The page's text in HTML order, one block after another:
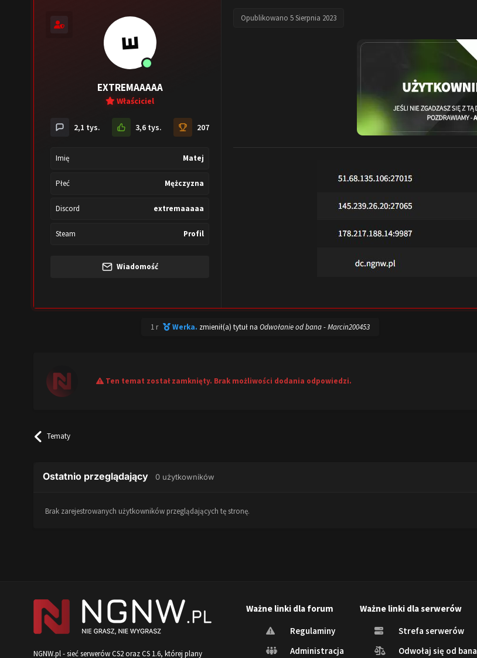
EXTREMAAAAA
Właściciel
2,1 tys. 3,6 tys. 207
Imię Matej
Płeć Mężczyzna
Discord extremaaaaa
Steam Profil
Wiadomość
Opublikowano 5 Sierpnia 2023
1 r Werka. zmienił(a) tytuł na Odwołanie od bana - Marcin200453
Ten temat został zamknięty. Brak możliwości dodania odpowiedzi.
Tematy
Ostatnio przeglądający 0 użytkowników
Brak zarejestrowanych użytkowników przeglądających tę stronę.
NGNW.pl - sieć serwerów CS2 oraz CS 1.6, której plany
Ważne linki dla forum
Regulaminy
Administracja
Ważne linki dla serwerów
Strefa serwerów
Odwołaj się od bana